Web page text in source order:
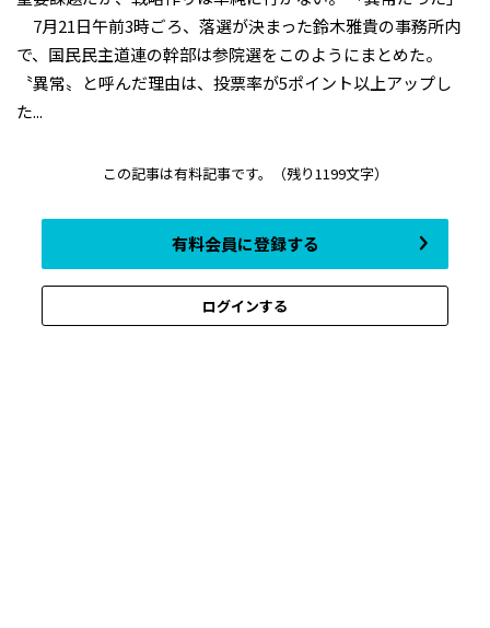
7月21日午前3時ごろ、落選が決まった鈴木雅貴の事務所内
で、国民民主道連の幹部は参院選をこのようにまとめた。
〝異常〟と呼んだ理由は、投票率が5ポイント以上アップし
た...
この記事は有料記事です。 （残り1199文字）
有料会員に登録する
ログインする